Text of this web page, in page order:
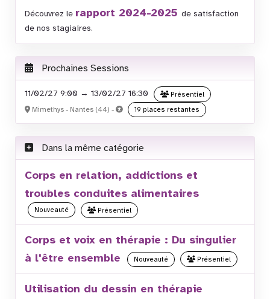
Découvrez le rapport 2024-2025 de satisfaction
de nos stagiaires.
Prochaines Sessions
11/02/27 9:00 → 13/02/27 16:30
Présentiel
Mimethys - Nantes (44) -
19 places restantes
Dans la même catégorie
Corps en relation, addictions et
troubles conduites alimentaires
Nouveauté Présentiel
Corps et voix en thérapie : Du singulier
à l'être ensemble
Nouveauté Présentiel
Utilisation du dessin en thérapie